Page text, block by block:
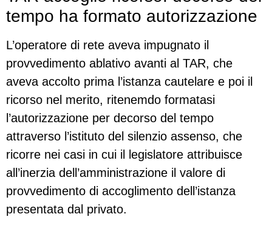
tempo ha formato autorizzazione
L’operatore di rete aveva impugnato il
provvedimento ablativo avanti al TAR, che
aveva accolto prima l’istanza cautelare e poi il
ricorso nel merito, ritenemdo formatasi
l’autorizzazione per decorso del tempo
attraverso l’istituto del silenzio assenso, che
ricorre nei casi in cui il legislatore attribuisce
all’inerzia dell’amministrazione il valore di
provvedimento di accoglimento dell’istanza
presentata dal privato.